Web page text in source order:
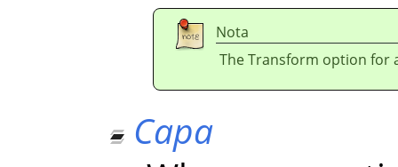
Nota
The Transform option for
Capa